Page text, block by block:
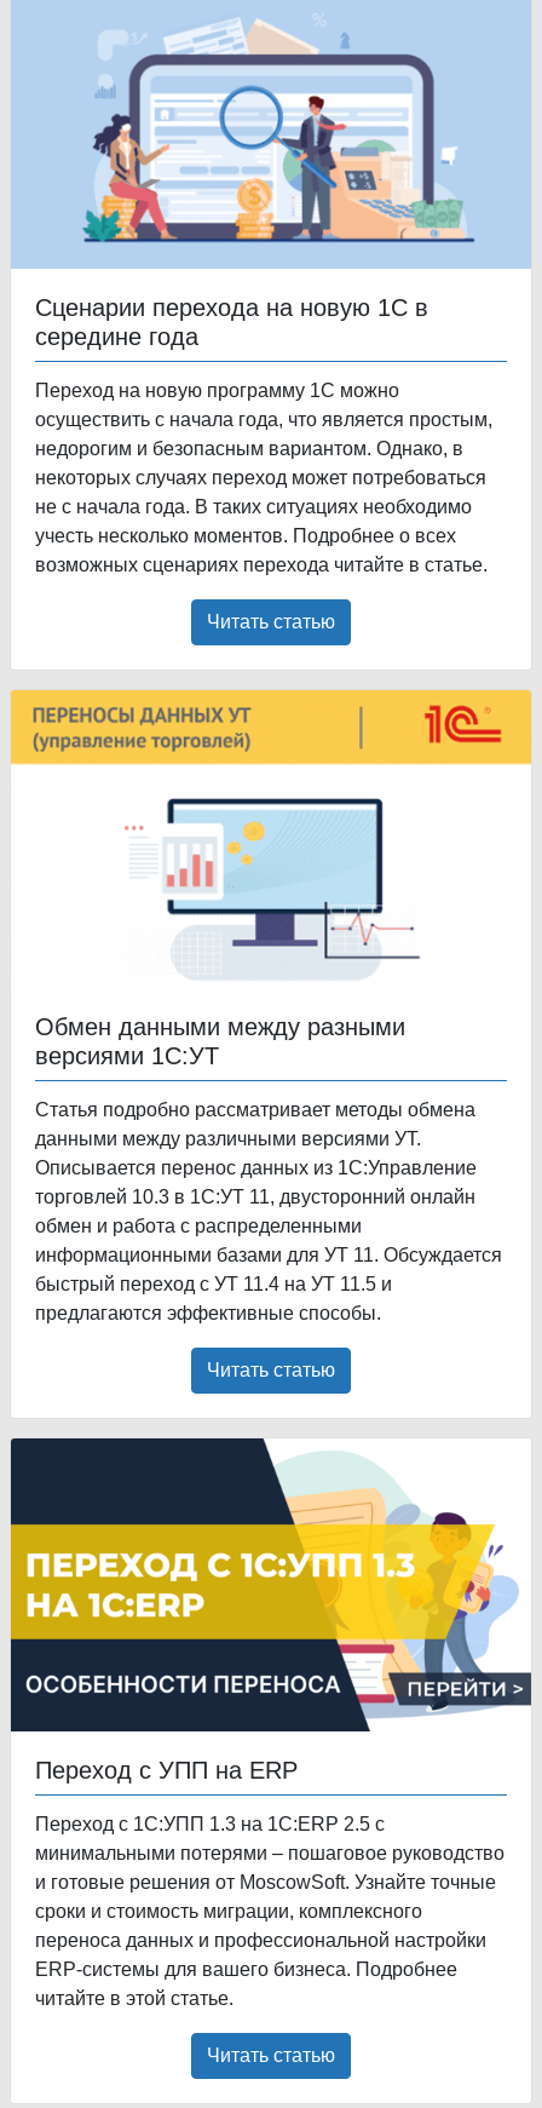
Сценарии перехода на новую 1С в
середине года
Переход на новую программу 1С можно
осуществить с начала года, что является простым,
недорогим и безопасным вариантом. Однако, в
некоторых случаях переход может потребоваться
не с начала года. В таких ситуациях необходимо
учесть несколько моментов. Подробнее о всех
возможных сценариях перехода читайте в статье.
Читать статью
Обмен данными между разными
версиями 1С:УТ
Статья подробно рассматривает методы обмена
данными между различными версиями УТ.
Описывается перенос данных из 1С:Управление
торговлей 10.3 в 1С:УТ 11, двусторонний онлайн
обмен и работа с распределенными
информационными базами для УТ 11. Обсуждается
быстрый переход с УТ 11.4 на УТ 11.5 и
предлагаются эффективные способы.
Читать статью
Переход с УПП на ERP
Переход с 1С:УПП 1.3 на 1С:ERP 2.5 с
минимальными потерями – пошаговое руководство
и готовые решения от MoscowSoft. Узнайте точные
сроки и стоимость миграции, комплексного
переноса данных и профессиональной настройки
ERP-системы для вашего бизнеса. Подробнее
читайте в этой статье.
Читать статью